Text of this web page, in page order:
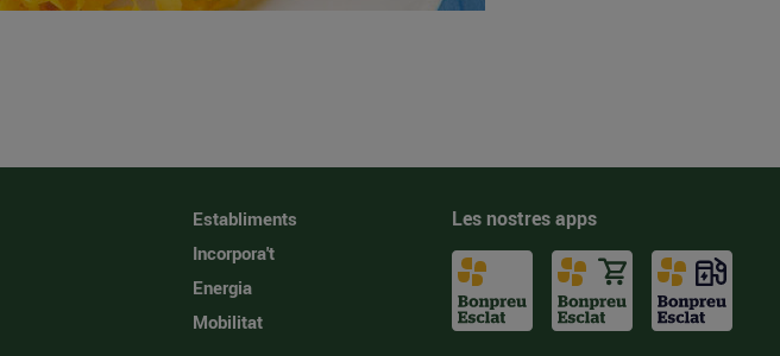
Establiments
Incorpora't
Energia
Mobilitat
Les nostres apps